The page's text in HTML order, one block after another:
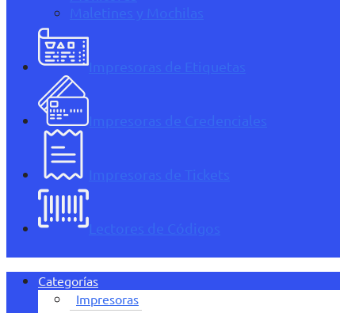
Maletines y Mochilas
Impresoras de Etiquetas
Impresoras de Credenciales
Impresoras de Tickets
Lectores de Códigos
Categorías
Impresoras